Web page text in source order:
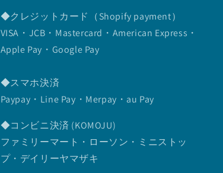
◆クレジットカード（Shopify payment）
VISA・JCB・Mastercard・American Express・
Apple Pay・Google Pay
◆スマホ決済
Paypay・Line Pay・Merpay・au Pay
◆コンビニ決済 (KOMOJU)
ファミリーマート・ローソン・ミニストッ
プ・デイリーヤマザキ